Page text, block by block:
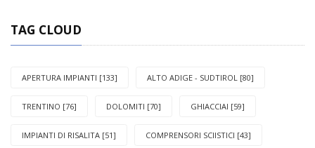
TAG CLOUD
APERTURA IMPIANTI [133] ALTO ADIGE - SUDTIROL [80]
TRENTINO [76] DOLOMITI [70] GHIACCIAI [59]
IMPIANTI DI RISALITA [51] COMPRENSORI SCIISTICI [43]